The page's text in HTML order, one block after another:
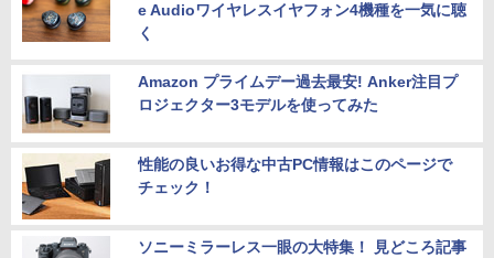
e Audioワイヤレスイヤフォン4機種を一気に聴
く
Amazon プライムデー過去最安! Anker注目プ
ロジェクター3モデルを使ってみた
性能の良いお得な中古PC情報はこのページで
チェック！
ソニーミラーレス一眼の大特集！ 見どころ記事